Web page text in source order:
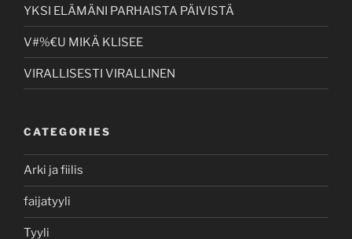
YKSI ELÄMÄNI PARHAISTA PÄIVISTÄ
V#%€U MIKÄ KLISEE
VIRALLISESTI VIRALLINEN
CATEGORIES
Arki ja fiilis
faijatyyli
Tyyli